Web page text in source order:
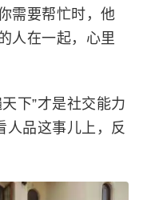
需要帮忙时，他
人在一起，心里
下”才是社交能力
人品这事儿上，反